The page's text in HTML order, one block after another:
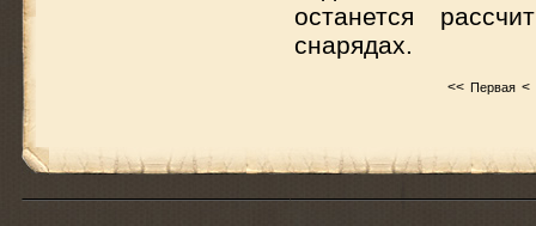
останется
снарядах.
<< Первая <